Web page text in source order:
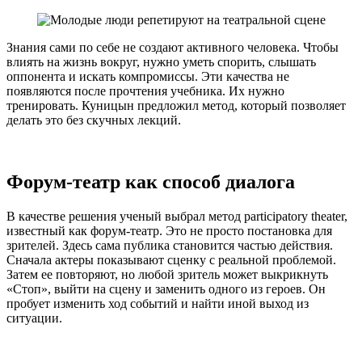
Знания сами по себе не создают активного человека. Чтобы
влиять на жизнь вокруг, нужно уметь спорить, слышать
оппонента и искать компромиссы. Эти качества не
появляются после прочтения учебника. Их нужно
тренировать. Куницын предложил метод, который позволяет
делать это без скучных лекций.
Форум-театр как способ диалога
В качестве решения ученый выбрал метод participatory theater,
известный как форум-театр. Это не просто постановка для
зрителей. Здесь сама публика становится частью действия.
Сначала актеры показывают сценку с реальной проблемой.
Затем ее повторяют, но любой зритель может выкрикнуть
«Стоп», выйти на сцену и заменить одного из героев. Он
пробует изменить ход событий и найти иной выход из
ситуации.